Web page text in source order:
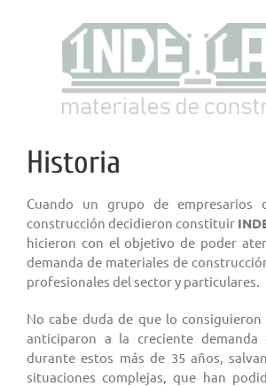
Historia
Cuando un grupo de empresarios
construcción decidieron constituir
hicieron con el objetivo de poder
demanda de materiales de
profesionales del sector y particulares.
No cabe duda de que lo consiguieron
anticiparon a la creciente
durante estos más de 35 años,
situaciones complejas, que han